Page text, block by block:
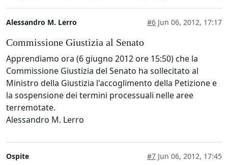
Alessandro M. Lerro #6 Jun 06, 2012, 17:17
Commissione Giustizia al Senato
Apprendiamo ora (6 giugno 2012 ore 15:50) che la
Commissione Giustizia del Senato ha sollecitato al
Ministro della Giustizia l'accoglimento della Petizione e
la sospensione dei termini processuali nelle aree
terremotate.
Alessandro M. Lerro
Ospite #7 Jun 06, 2012, 17:45